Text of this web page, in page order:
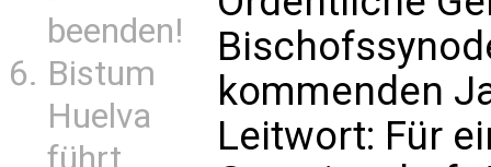
beenden!
Bistum
Huelva
führt
kommenden
Leitwort: Für